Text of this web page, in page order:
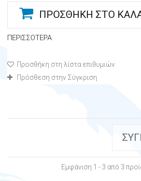
ΠΡΟΣΘΉΚΗ ΣΤΟ
ΠΕΡΙΣΣΌΤΕΡΑ
Προσθήκη στη λίστα επιθυμιών
Πρόσθεση στην Σύγκριση
Εμφάνιση 1 - 3 από 3